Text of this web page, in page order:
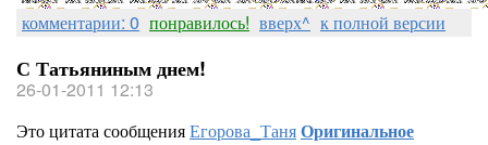
комментарии: 0 понравилось! вверх^ к полной версии
С Татьяниным днем!
26-01-2011 12:13
Это цитата сообщенияЕгорова_ТаняОригинальное